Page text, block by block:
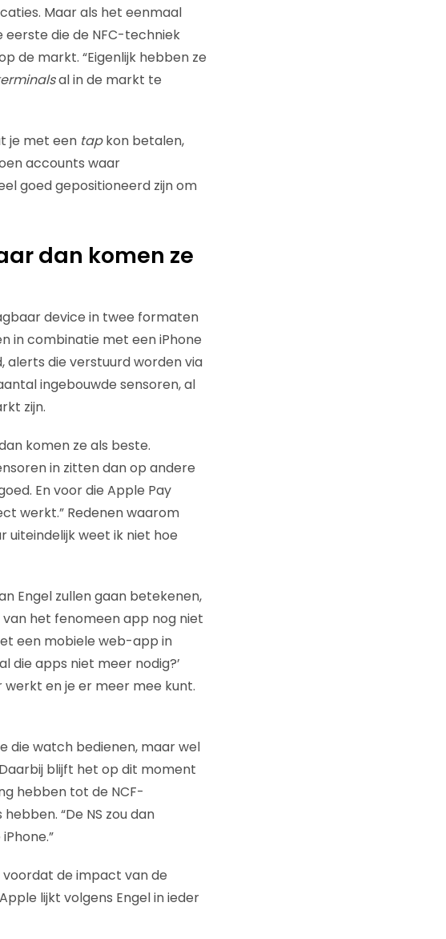
Maar als het eenmaal
eerste die de NFC-techniek
de markt. “Eigenlijk hebben ze
al in de markt te
je met een tapkon betalen,
accounts waar
goed gepositioneerd zijn om
dan komen ze
device in twee formaten
in combinatie met een iPhone
alerts die verstuurd worden via
ingebouwde sensoren, al
zijn.
komen ze als beste.
in zitten dan op andere
En voor die Apple Pay
werkt.” Redenen waarom
uiteindelijk weet ik niet hoe
Engel zullen gaan betekenen,
het fenomeen app nog niet
een mobiele web-app in
die apps niet meer nodig?’
en je er meer mee kunt.
die watch bedienen, maar wel
blijft het op dit moment
hebben tot de NCF-
“De NS zou dan
voordat de impact van de
lijkt volgens Engel in ieder